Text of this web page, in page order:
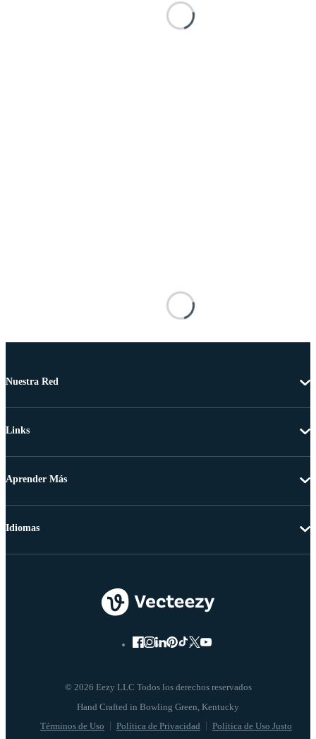
Nuestra Red
Links
Aprender Más
© 2026 Eezy LLC Todos los derechos reservados
Términos de Uso Política de Privacidad Política de Uso Justo
Idiomas